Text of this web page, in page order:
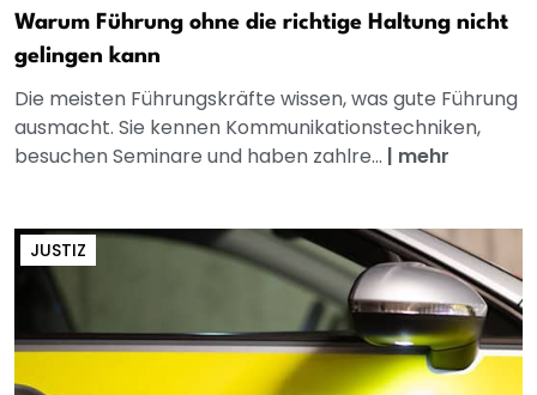
Warum Führung ohne die richtige Haltung nicht
gelingen kann
Die meisten Führungskräfte wissen, was gute Führung
ausmacht. Sie kennen Kommunikationstechniken,
besuchen Seminare und haben zahlre... | mehr
JUSTIZ